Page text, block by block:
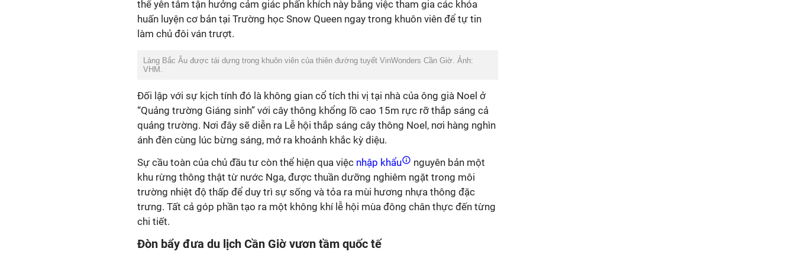
thể yên tâm tận hưởng cảm giác phấn khích này bằng việc tham gia các khóa
huấn luyện cơ bản tại Trường học Snow Queen ngay trong khuôn viên để tự tin
làm chủ đôi ván trượt.
Làng Bắc Âu được tái dựng trong khuôn viên của thiên đường tuyết VinWonders Cần Giờ. Ảnh:
VHM.
Đối lập với sự kịch tính đó là không gian cổ tích thi vị tại nhà của ông già Noel ở
“Quảng trường Giáng sinh” với cây thông khổng lồ cao 15m rực rỡ thắp sáng cả
quảng trường. Nơi đây sẽ diễn ra Lễ hội thắp sáng cây thông Noel, nơi hàng nghìn
ánh đèn cùng lúc bừng sáng, mở ra khoảnh khắc kỳ diệu.
Sự cầu toàn của chủ đầu tư còn thể hiện qua việc nhập khẩu
nguyên bản một
khu rừng thông thật từ nước Nga, được thuần dưỡng nghiêm ngặt trong môi
trường nhiệt độ thấp để duy trì sự sống và tỏa ra mùi hương nhựa thông đặc
trưng. Tất cả góp phần tạo ra một không khí lễ hội mùa đông chân thực đến từng
chi tiết.
Đòn bẩy đưa du lịch Cần Giờ vươn tầm quốc tế